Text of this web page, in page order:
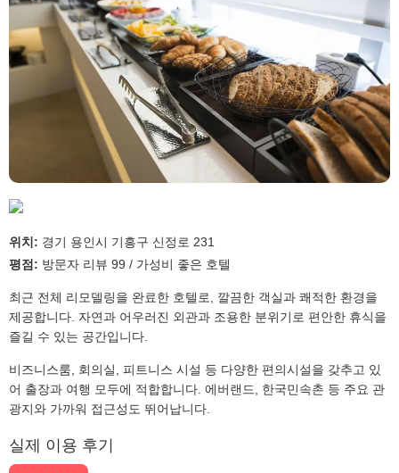
위치: 경기 용인시 기흥구 신정로 231
평점: 방문자 리뷰 99 / 가성비 좋은 호텔
최근 전체 리모델링을 완료한 호텔로, 깔끔한 객실과 쾌적한 환경을
제공합니다. 자연과 어우러진 외관과 조용한 분위기로 편안한 휴식을
즐길 수 있는 공간입니다.
비즈니스룸, 회의실, 피트니스 시설 등 다양한 편의시설을 갖추고 있
어 출장과 여행 모두에 적합합니다. 에버랜드, 한국민속촌 등 주요 관
광지와 가까워 접근성도 뛰어납니다.
실제 이용 후기